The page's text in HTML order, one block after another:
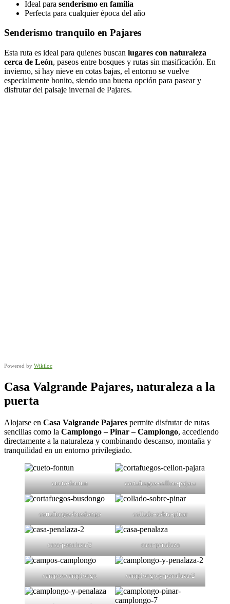
Ideal para senderismo en familia
Perfecta para cualquier época del año
Senderismo tranquilo en Pajares
Esta ruta es ideal para quienes buscan lugares con naturaleza
cerca de León, paseos entre bosques y rutas sin masificación. En
invierno, si hay nieve en cotas bajas, el entorno se vuelve
especialmente bonito, siendo una buena opción para pasear y
disfrutar del paisaje invernal de Pajares.
Powered by Wikiloc
Casa Valgrande Pajares, naturaleza a la
puerta
Alojarse en Casa Valgrande Pajares permite disfrutar de rutas
sencillas como la Camplongo – Pinar – Camplongo, accediendo
directamente a la naturaleza y combinando descanso, montaña y
tranquilidad en un entorno privilegiado.
cueto-fontun cortafuegos-cellon-pajara
cortafuegos-busdongo collado-sobre-pinar
casa-penalaza-2 casa-penalaza
campos-camplongo camplongo-y-penalaza-2